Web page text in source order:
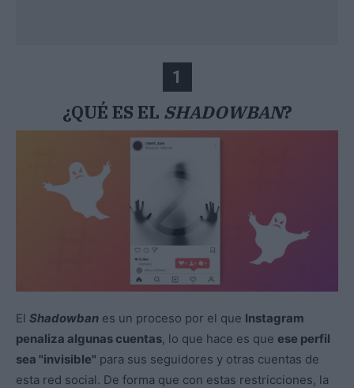
1
¿QUÉ ES EL SHADOWBAN?
El Shadowban es un proceso por el que Instagram
penaliza algunas cuentas, lo que hace es que ese perfil
sea "invisible" para sus seguidores y otras cuentas de
esta red social. De forma que con estas restricciones, la